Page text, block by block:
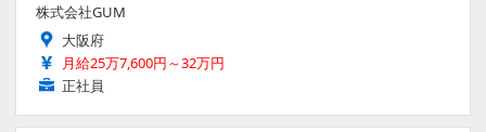
株式会社GUM
大阪府
月給25万7,600円～32万円
正社員